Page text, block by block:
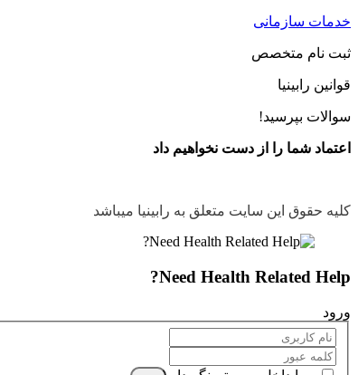
خدمات سازمانی
ثبت نام متخصص
قوانین رابینیا
سوالات بپرسید!
اعتماد شما را از دست نخواهیم داد
کلیه حقوق این سایت متعلق به رابینیا میباشد
Need Health Related Help?
ورود